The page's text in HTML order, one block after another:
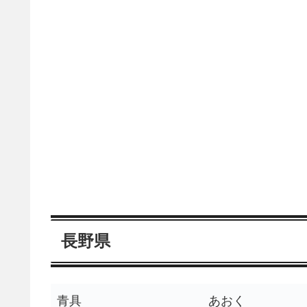
長野県
青具 あおく